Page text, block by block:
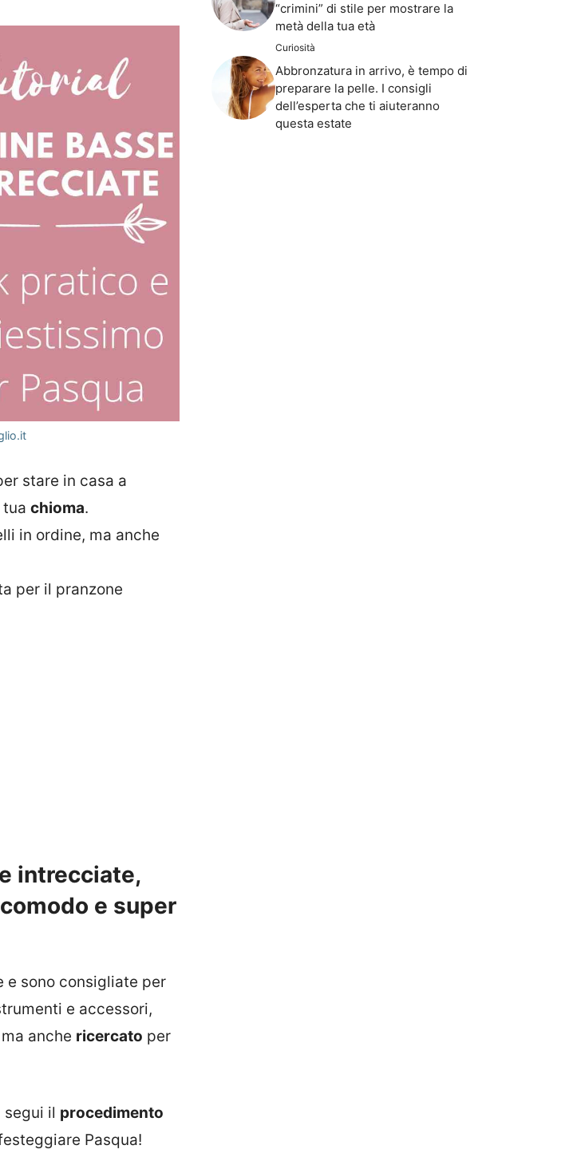
stare in casa a
tua chioma.
in ordine, ma anche
per il pranzone
intrecciate,
e super
e sono consigliate per
e accessori,
anche ricercato per
il procedimento
Pasqua!
“crimini” di stile per mostrare la
metà della tua età
Curiosità
Abbronzatura in arrivo, è tempo di
preparare la pelle. I consigli
dell’esperta che ti aiuteranno
questa estate